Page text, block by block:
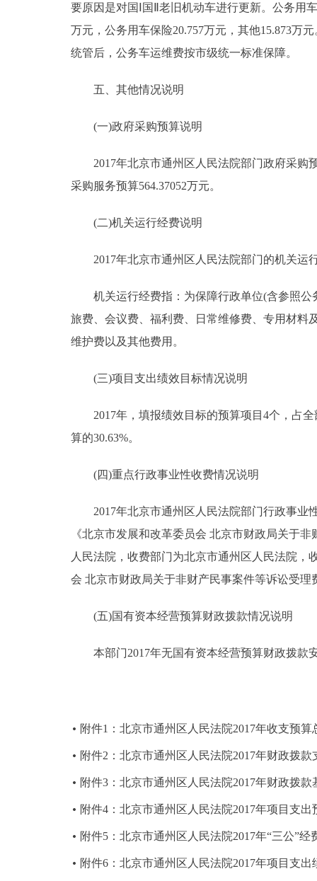
要原因是对国Ⅰ国Ⅱ老旧机动车进行更新。公务用
万元，公务用车保险20.757万元，其他15.873万
统管后，公务车运维费按市级统一标准保障。
五、其他情况说明
(一)政府采购预算说明
2017年北京市通州区人民法院部门政府采购预
采购服务预算564.37052万元。
(二)机关运行经费说明
2017年北京市通州区人民法院部门的机关运行
机关运行经费指：为保障行政单位(含参照公
旅费、会议费、福利费、日常维修费、专用材料
维护费以及其他费用。
(三)项目支出绩效目标情况说明
2017年，填报绩效目标的预算项目4个，占全
算的30.63%。
(四)重点行政事业性收费情况说明
2017年北京市通州区人民法院部门行政事业
《北京市发展和改革委员会 北京市财政局关于
人民法院，收费部门为北京市通州区人民法院
会 北京市财政局关于非财产民事案件等诉讼受理
(五)国有资本经营预算财政拨款情况说明
本部门2017年无国有资本经营预算财政拨款
附件1：北京市通州区人民法院2017年收支预算
附件2：北京市通州区人民法院2017年财政拨款
附件3：北京市通州区人民法院2017年财政拨
附件4：北京市通州区人民法院2017年项目支出
附件5：北京市通州区人民法院2017年“三公”经
附件6：北京市通州区人民法院2017年项目支出